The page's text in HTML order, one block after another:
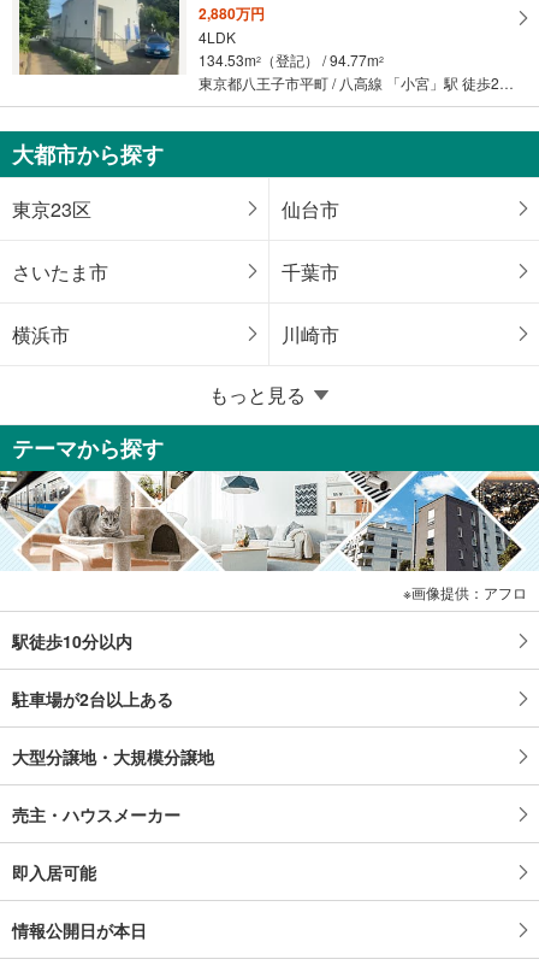
2,880万円
4LDK
134.53m2 （登記） / 94.77m2
東京都八王子市平町 / 八高線 「小宮」駅 徒歩24分
大都市から探す
東京23区 仙台市
さいたま市 千葉市
横浜市 川崎市
もっと見る
テーマから探す
画像提供：アフロ
駅徒歩10分以内
駐車場が2台以上ある
大型分譲地・大規模分譲地
売主・ハウスメーカー
即入居可能
情報公開日が本日